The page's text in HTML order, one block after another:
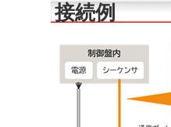
接続例